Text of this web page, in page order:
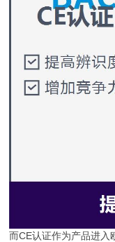
而CE认证作为产品进入